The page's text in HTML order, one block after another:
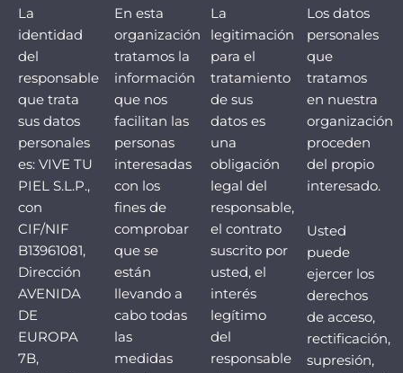
La
identidad
del
responsable
que trata
sus datos
personales
es: VIVE TU
PIEL S.L.P.,
con
CIF/NIF
B13961081,
Dirección
AVENIDA
DE
EUROPA
7B,
En esta
organización
tratamos la
información
que nos
facilitan las
personas
interesadas
con los
fines de
comprobar
que se
están
llevando a
cabo todas
las
medidas
La
legitimación
para el
tratamiento
de sus
datos es
una
obligación
legal del
responsable,
el contrato
suscrito por
usted, el
interés
legítimo
del
responsable
Los datos
personales
que
tratamos
en nuestra
organización
proceden
del propio
interesado.
Usted
puede
ejercer los
derechos
de acceso,
rectificación,
supresión,